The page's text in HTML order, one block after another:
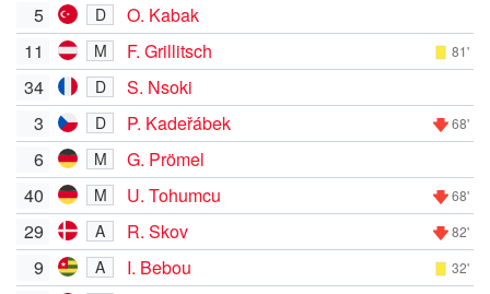
5
D
O. Kabak
11
M F. Grillitsch 81'
34 D
S. Nsoki
3
D P. Kadeřábek 68'
6 M
G. Prömel
40
M U. Tohumcu 68'
29 A R. Skov 82'
9 A I. Bebou 32'